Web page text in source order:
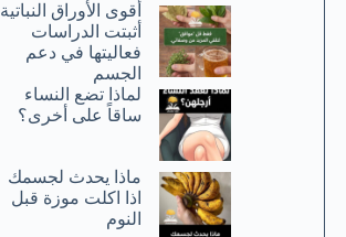
أقوى الأوراق النباتية
أثبتت الدراسات
فعاليتها في دعم
الجسم
لماذا تضع النساء
ساقاً على أخرى؟
ماذا يحدث لجسمك
اذا اكلت موزة قبل
النوم